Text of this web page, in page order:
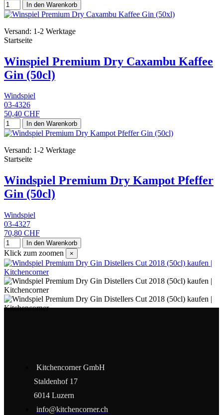
In den Warenkorb
Versand: 1-2 Werktage
Startseite
Winspiel Premium Dry Caxambu Kaffee
Gin (50cl)
Windspiel
03-4326
50,40 CHF
In den Warenkorb
Versand: 1-2 Werktage
Startseite
Windspiel Premium Dry Kampot Pfeffer
Gin (50cl)
Windspiel
03-4327
70,80 CHF
In den Warenkorb
Klick zum zoomen ×
Kitchencorner GmbH
Staldenhof 17
6014 Luzern
info@kitchencorner.ch